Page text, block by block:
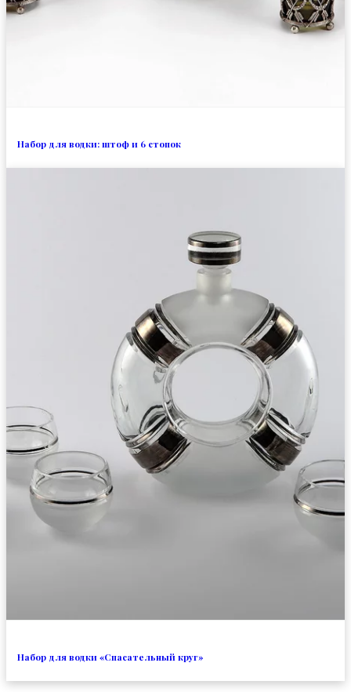
Набор для водки: штоф и 6 стопок
Набор для водки «Спасательный круг»